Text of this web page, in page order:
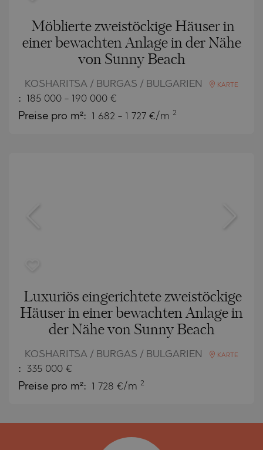
Möblierte zweistöckige Häuser in
einer bewachten Anlage in der Nähe
von Sunny Beach
KOSHARITSA / BURGAS / BULGARIEN KARTE
: 185 000 - 190 000 €
Preise pro m²: 1 682 - 1 727 €/m 2
Luxuriös eingerichtete zweistöckige
Häuser in einer bewachten Anlage in
der Nähe von Sunny Beach
KOSHARITSA / BURGAS / BULGARIEN KARTE
: 335 000 €
Preise pro m²: 1 728 €/m 2